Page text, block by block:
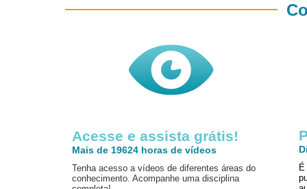
Acesse e assista grátis!
Mais de 19624 horas de vídeos
Tenha acesso a vídeos de diferentes áreas do
conhecimento. Acompanhe uma disciplina